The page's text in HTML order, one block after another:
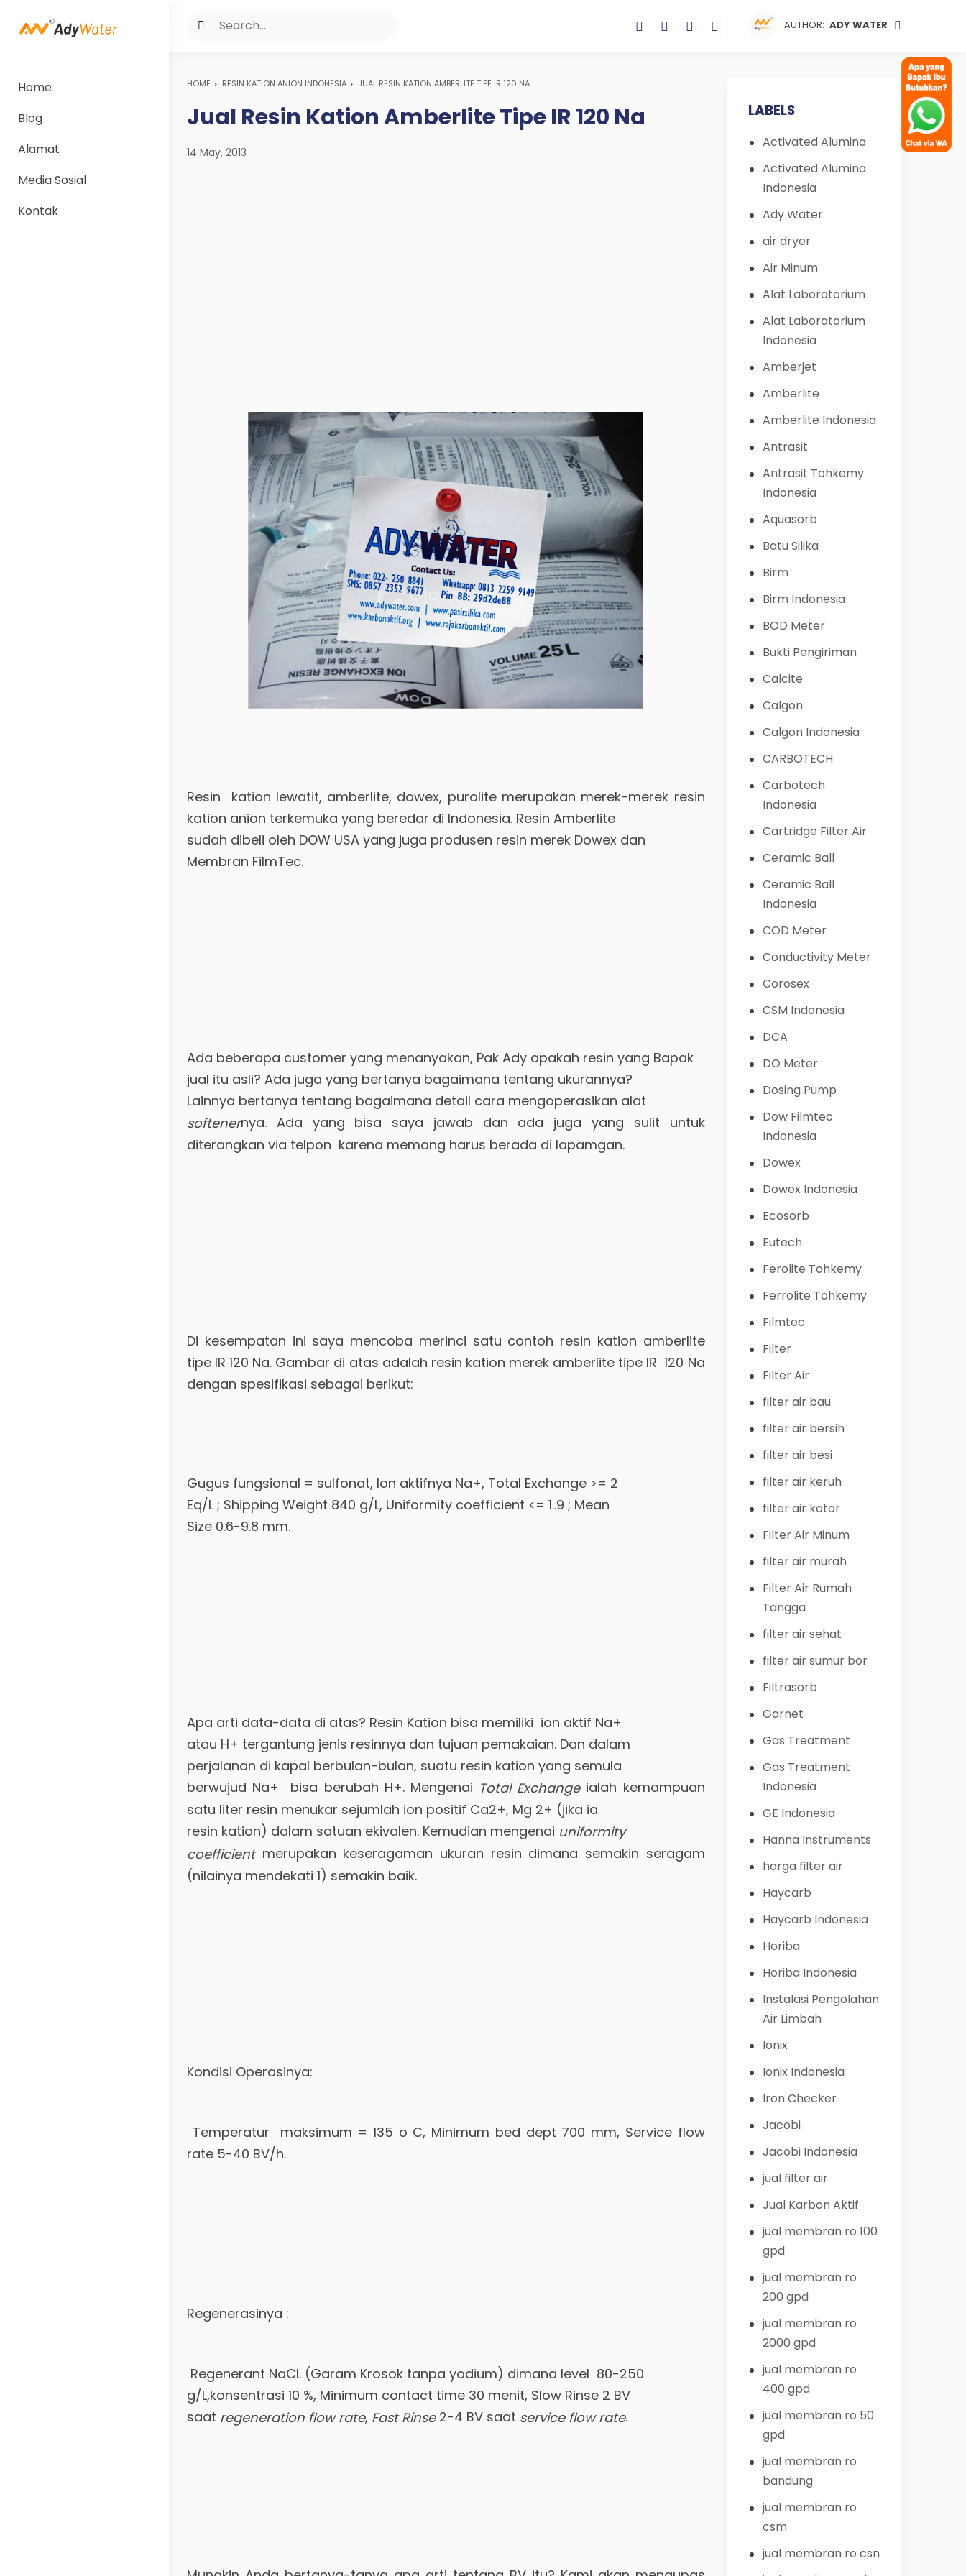
AUTHOR: ADY WATER
Home
Blog
Alamat
Media Sosial
Kontak
HOME RESIN KATION ANION INDONESIA JUAL RESIN KATION AMBERLITE TIPE IR 120 NA
Jual Resin Kation Amberlite Tipe IR 120 Na
14 May, 2013
Resin kation lewatit, amberlite, dowex, purolite merupakan merek-merek resin
kation anion terkemuka yang beredar di Indonesia. Resin Amberlite
sudah dibeli oleh DOW USA yang juga produsen resin merek Dowex dan
Membran FilmTec.
Ada beberapa customer yang menanyakan, Pak Ady apakah resin yang Bapak
jual itu asli? Ada juga yang bertanya bagaimana tentang ukurannya?
Lainnya bertanya tentang bagaimana detail cara mengoperasikan alat
softenernya. Ada yang bisa saya jawab dan ada juga yang sulit untuk
diterangkan via telpon karena memang harus berada di lapamgan.
Di kesempatan ini saya mencoba merinci satu contoh resin kation amberlite
tipe IR 120 Na. Gambar di atas adalah resin kation merek amberlite tipe IR 120 Na
dengan spesifikasi sebagai berikut:
Gugus fungsional = sulfonat, Ion aktifnya Na+, Total Exchange >= 2
Eq/L ; Shipping Weight 840 g/L, Uniformity coefficient <= 1..9 ; Mean
Size 0.6-9.8 mm.
Apa arti data-data di atas? Resin Kation bisa memiliki ion aktif Na+
atau H+ tergantung jenis resinnya dan tujuan pemakaian. Dan dalam
perjalanan di kapal berbulan-bulan, suatu resin kation yang semula
berwujud Na+ bisa berubah H+. Mengenai Total Exchange ialah kemampuan
satu liter resin menukar sejumlah ion positif Ca2+, Mg 2+ (jika ia
resin kation) dalam satuan ekivalen. Kemudian mengenai uniformity
coefficientmerupakan keseragaman ukuran resin dimana semakin seragam
(nilainya mendekati 1) semakin baik.
Kondisi Operasinya:
Temperatur maksimum = 135 o C, Minimum bed dept 700 mm, Service flow
rate 5-40 BV/h.
Regenerasinya :
Regenerant NaCL (Garam Krosok tanpa yodium) dimana level 80-250
g/L,konsentrasi 10 %, Minimum contact time 30 menit, Slow Rinse 2 BV
saat regeneration flow rate, Fast Rinse2-4 BV saat service flow rate.
LABELS
Activated Alumina
Activated Alumina
Indonesia
Ady Water
air dryer
Air Minum
Alat Laboratorium
Alat Laboratorium
Indonesia
Amberjet
Amberlite
Amberlite Indonesia
Antrasit
Antrasit Tohkemy
Indonesia
Aquasorb
Batu Silika
Birm
Birm Indonesia
BOD Meter
Bukti Pengiriman
Calcite
Calgon
Calgon Indonesia
CARBOTECH
Carbotech
Indonesia
Cartridge Filter Air
Ceramic Ball
Ceramic Ball
Indonesia
COD Meter
Conductivity Meter
Corosex
CSM Indonesia
DCA
DO Meter
Dosing Pump
Dow Filmtec
Indonesia
Dowex
Dowex Indonesia
Ecosorb
Eutech
Ferolite Tohkemy
Ferrolite Tohkemy
Filmtec
Filter
Filter Air
filter air bau
filter air bersih
filter air besi
filter air keruh
filter air kotor
Filter Air Minum
filter air murah
Filter Air Rumah
Tangga
filter air sehat
filter air sumur bor
Filtrasorb
Garnet
Gas Treatment
Gas Treatment
Indonesia
GE Indonesia
Hanna Instruments
harga filter air
Haycarb
Haycarb Indonesia
Horiba
Horiba Indonesia
Instalasi Pengolahan
Air Limbah
Ionix
Ionix Indonesia
Iron Checker
Jacobi
Jacobi Indonesia
jual filter air
Jual Karbon Aktif
jual membran ro 100
gpd
jual membran ro
200 gpd
jual membran ro
2000 gpd
jual membran ro
400 gpd
jual membran ro 50
gpd
jual membran ro
bandung
jual membran ro
csm
jual membran ro csn